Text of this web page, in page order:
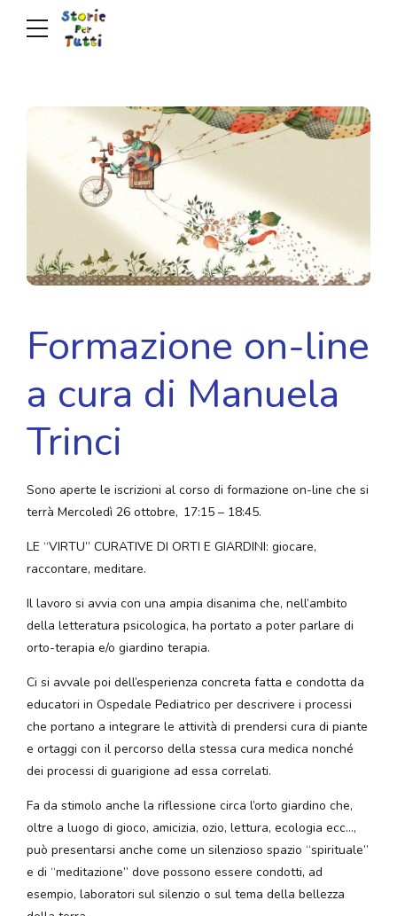
Formazione on-line
a cura di Manuela
Trinci
Sono aperte le iscrizioni al corso di formazione on-line che si
terrà Mercoledì 26 ottobre, 17:15 – 18:45.
LE “VIRTU” CURATIVE DI ORTI E GIARDINI: giocare,
raccontare, meditare.
Il lavoro si avvia con una ampia disanima che, nell’ambito
della letteratura psicologica, ha portato a poter parlare di
orto-terapia e/o giardino terapia.
Ci si avvale poi dell’esperienza concreta fatta e condotta da
educatori in Ospedale Pediatrico per descrivere i processi
che portano a integrare le attività di prendersi cura di piante
e ortaggi con il percorso della stessa cura medica nonché
dei processi di guarigione ad essa correlati.
Fa da stimolo anche la riflessione circa l’orto giardino che,
oltre a luogo di gioco, amicizia, ozio, lettura, ecologia ecc…,
può presentarsi anche come un silenzioso spazio “spirituale”
e di “meditazione” dove possono essere condotti, ad
esempio, laboratori sul silenzio o sul tema della bellezza